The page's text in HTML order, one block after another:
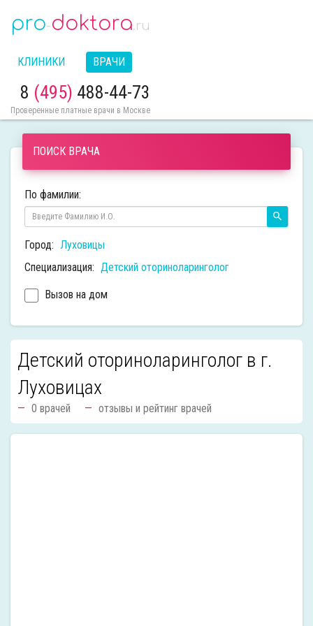
pro-doktora.ru
КЛИНИКИ ВРАЧИ
8 (495) 488-44-73
Проверенные платные врачи в Москве
ПОИСК ВРАЧА
По фамилии:
Город: Луховицы
Специализация: Детский оториноларинголог
Вызов на дом
Детский оториноларинголог в г.
Луховицах
0 врачей отзывы и рейтинг врачей